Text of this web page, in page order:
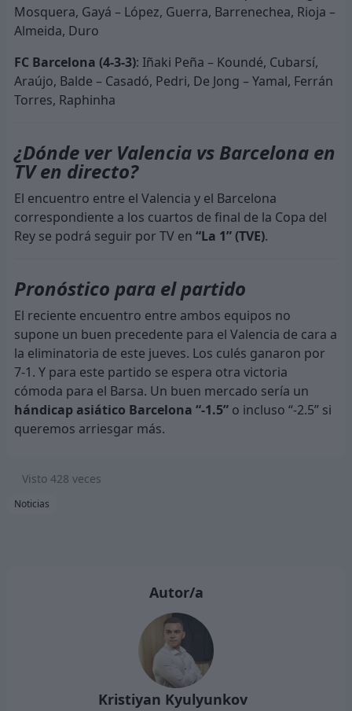
Mosquera, Gayá – López, Guerra, Barrenechea, Rioja –
Almeida, Duro
FC Barcelona (4-3-3): Iñaki Peña – Koundé, Cubarsí,
Araújo, Balde – Casadó, Pedri, De Jong – Yamal, Ferrán
Torres, Raphinha
¿Dónde ver Valencia vs Barcelona en
TV en directo?
El encuentro entre el Valencia y el Barcelona
correspondiente a los cuartos de final de la Copa del
Rey se podrá seguir por TV en “La 1” (TVE).
Pronóstico para el partido
El reciente encuentro entre ambos equipos no
supone un buen precedente para el Valencia de cara a
la eliminatoria de este jueves. Los culés ganaron por
7-1. Y para este partido se espera otra victoria
cómoda para el Barsa. Un buen mercado sería un
hándicap asiático Barcelona “-1.5” o incluso “-2.5” si
queremos arriesgar más.
Visto 428 veces
Noticias
Autor/a
Kristiyan Kyulyunkov